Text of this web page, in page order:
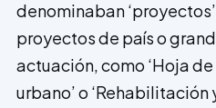
denominaban
proyectos de país o
actuación, como ‘Hoja
urbano’ o